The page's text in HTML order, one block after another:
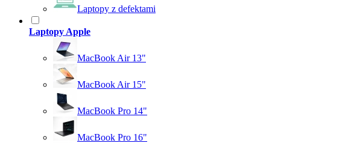
Laptopy z defektami
Laptopy Apple
MacBook Air 13"
MacBook Air 15"
MacBook Pro 14"
MacBook Pro 16"